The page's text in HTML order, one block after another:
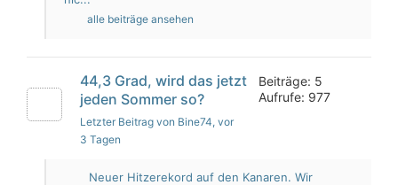
alle beiträge ansehen
44,3 Grad, wird das jetzt
jeden Sommer so?
Letzter Beitrag von Bine74, vor
3 Tagen
Beiträge: 5
Aufrufe: 977
Neuer Hitzerekord auf den Kanaren. Wir